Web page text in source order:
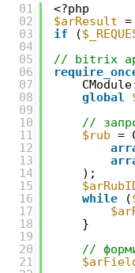
01
02
03
04
05
06
07
08
09
10
11
12
13
14
15
16
17
18
19
20
21
<?php
$arResult =
if
(
// bitrix
global
//
$rub =
);
while
(
}
//